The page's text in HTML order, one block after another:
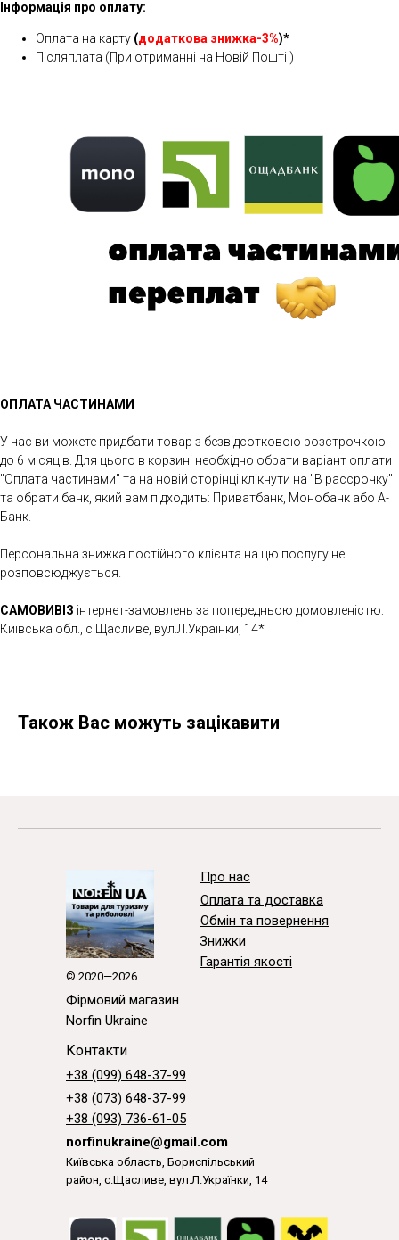
Інформація про оплату:
Оплата на карту (додаткова знижка-3%)*
Післяплата (При отриманні на Новій Пошті )
ОПЛАТА ЧАСТИНАМИ
У нас ви можете придбати товар з безвідсотковою розстрочкою
до 6 місяців. Для цього в корзині необхідно обрати варіант оплати
"Оплата частинами" та на новій сторінці клікнути на "В рассрочку"
та обрати банк, який вам підходить: Приватбанк, Монобанк або А-
Банк.
Персональна знижка постійного клієнта на цю послугу не
розповсюджується.
САМОВИВІЗ інтернет-замовлень за попередньою домовленістю:
Київська обл., с.Щасливе, вул.Л.Українки, 14*
Також Вас можуть зацікавити
© 2020—2026
Фірмовий магазин
Norfin Ukraine
Про нас
Оплата та доставка
Обмін та повернення
Знижки
Гарантія якості
Контакти
Київська область, Бориспільський
район, с.Щасливе, вул.Л.Українки, 14
+38 (099) 648-37-99
norfinukraine@gmail.com
+38 (073) 648-37-99
+38 (093) 736-61-05